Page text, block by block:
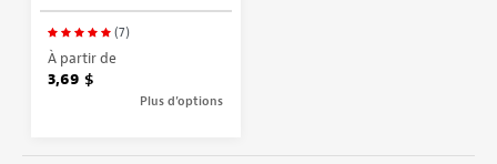
(7)
À partir de
3,69 $
Plus d’options